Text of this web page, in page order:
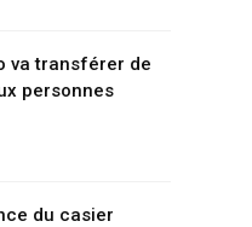
va transférer de
personnes
du casier